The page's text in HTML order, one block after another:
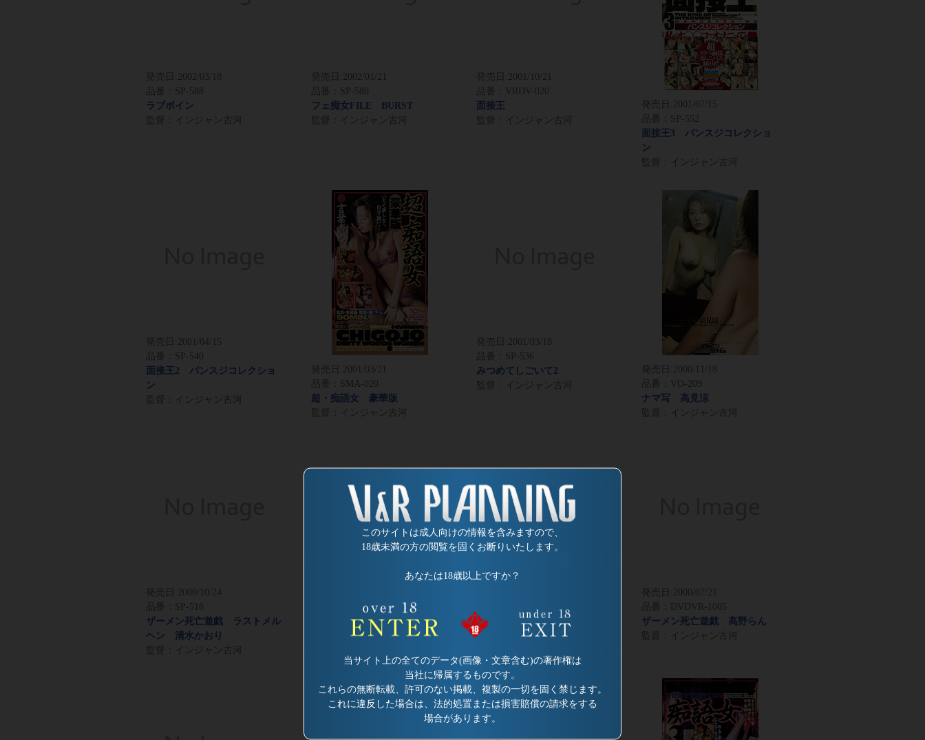
このサイトは成人向けの情報を含みますので、
18歳未満の方の閲覧を固くお断りいたします。
あなたは18歳以上ですか？
当サイト上の全てのデータ(画像・文章含む)の著作権は
当社に帰属するものです。
これらの無断転載、許可のない掲載、複製の一切を固く禁じます。
これに違反した場合は、法的処置または損害賠償の請求をする
場合があります。
発売日: 2002/03/18
品番：SP-588
ラブボイン
監督：インジャン古河
発売日: 2002/01/21
品番：SP-580
フェ痴女FILE BURST
監督：インジャン古河
発売日: 2001/10/21
品番：VRDV-020
面接王
監督：インジャン古河
発売日: 2001/07/15
品番：SP-552
面接王3 パンスジコレクショ
ン
監督：インジャン古河
発売日: 2001/04/15
品番：SP-540
面接王2 パンスジコレクショ
ン
監督：インジャン古河
発売日: 2001/03/21
品番：SMA-020
超・痴語女 豪華版
監督：インジャン古河
発売日: 2001/03/18
品番：SP-536
みつめてしごいて2
監督：インジャン古河
発売日: 2000/11/18
品番：VO-209
ナマ写 高見涼
監督：インジャン古河
発売日: 2000/10/24
品番：SP-518
ザーメン死亡遊戯 ラストメル
ヘン 清水かおり
監督：インジャン古河
品番：SP-516
面接王 パンスジコレクション
監督：インジャン古河
私のアソコは菜食主義(ベジタ
リアン) 豊丸純菜
発売日: 2000/07/21
品番：DVDVR-1005
ザーメン死亡遊戯 高野らん
監督：インジャン古河